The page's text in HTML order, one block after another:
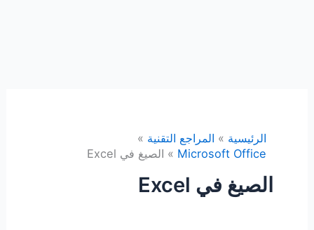
الرئيسية
المراجع التقنية
Microsoft Office
الصيغ في Excel
الصيغ في Excel